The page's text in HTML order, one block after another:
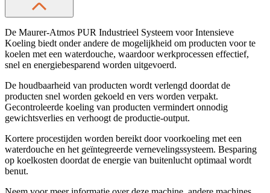
De Maurer-Atmos PUR Industrieel Systeem voor Intensieve
Koeling biedt onder andere de mogelijkheid om producten voor te
koelen met een waterdouche, waardoor werkprocessen effectief,
snel en energiebesparend worden uitgevoerd.
De houdbaarheid van producten wordt verlengd doordat de
producten snel worden gekoeld en vers worden verpakt.
Gecontroleerde koeling van producten vermindert onnodig
gewichtsverlies en verhoogt de productie-output.
Kortere procestijden worden bereikt door voorkoeling met een
waterdouche en het geïntegreerde vernevelingssysteem. Besparing
op koelkosten doordat de energie van buitenlucht optimaal wordt
benut.